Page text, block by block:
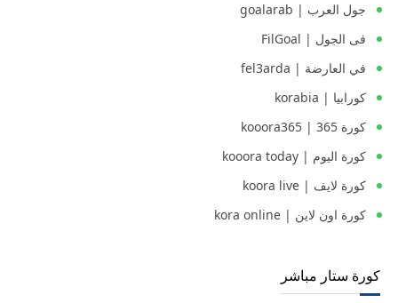
جول العرب | goalarab
فى الجول | FilGoal
في العارضة | fel3arda
كورابيا | korabia
كورة 365 | kooora365
كورة اليوم | kooora today
كورة لايف | koora live
كورة اون لاين | kora online
كورة ستار مباشر